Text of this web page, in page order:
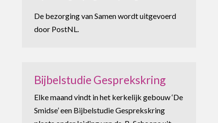
De bezorging van Samen wordt uitgevoerd
door PostNL.
Bijbelstudie Gesprekskring
Elke maand vindt in het kerkelijk gebouw ‘De
Smidse’ een Bijbelstudie Gesprekskring